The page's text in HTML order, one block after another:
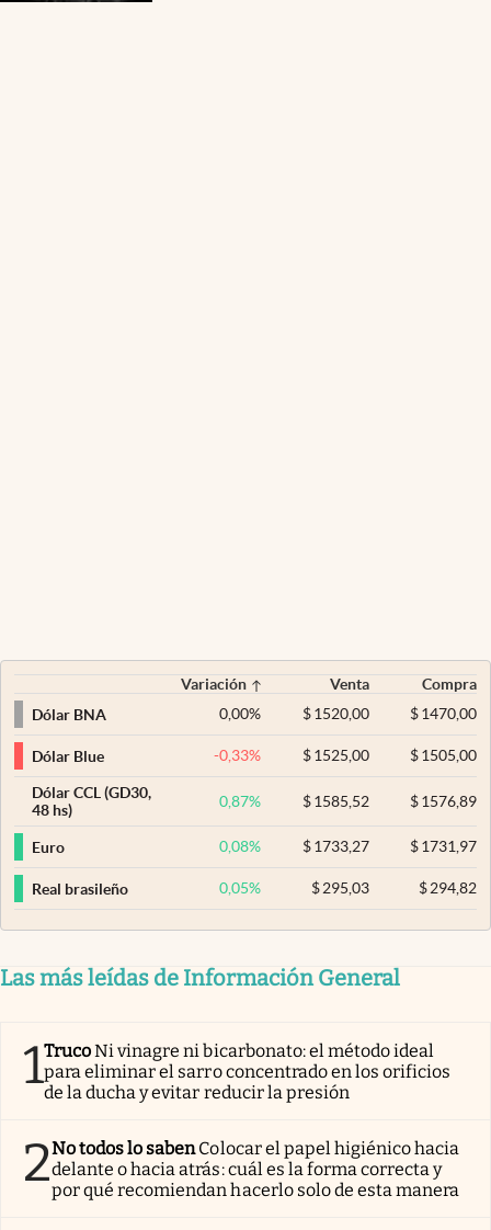
Variación Venta
Compra
Dólar BNA
0,00% $ 1520,00 $1470,00
Dólar Blue -0,33% $ 1525,00 $1505,00
Dólar CCL (GD30,
48 hs)
0,87% $ 1585,52 $1576,89
Euro 0,08% $ 1733,27 $1731,97
Real brasileño 0,05% $295,03 $294,82
Las más leídas de Información General
1TrucoNi vinagre ni bicarbonato: el método ideal
para eliminar el sarro concentrado en los orificios
de la ducha y evitar reducir la presión
2No todos lo sabenColocar el papel higiénico hacia
delante o hacia atrás: cuál es la forma correcta y
por qué recomiendan hacerlo solo de esta manera